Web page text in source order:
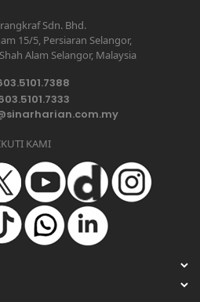
Sdn. Bhd.
15/5, Persiaran Selangor,
Alam Selangor, Malaysia
KAMI